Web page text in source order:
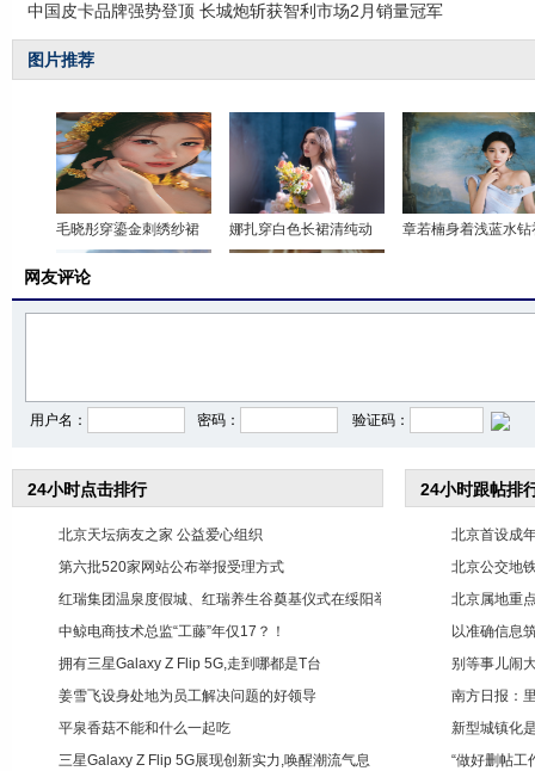
中国皮卡品牌强势登顶 长城炮斩获智利市场2月销量冠军
图片推荐
毛晓彤穿鎏金刺绣纱裙 娜扎穿白色长裙清纯动 章若楠身着浅蓝水钻
网友评论
用户名： 密码： 验证码：
24小时点击排行
北京天坛病友之家 公益爱心组织
第六批520家网站公布举报受理方式
红瑞集团温泉度假城、红瑞养生谷奠基仪式在绥阳举
中鲸电商技术总监“工藤”年仅17？！
拥有三星Galaxy Z Flip 5G,走到哪都是T台
姜雪飞设身处地为员工解决问题的好领导
平泉香菇不能和什么一起吃
三星Galaxy Z Flip 5G展现创新实力,唤醒潮流气息
24小时跟帖排
北京首设成
北京公交地
北京属地重
以准确信息
别等事儿闹
南方日报：
新型城镇化
“做好删帖工